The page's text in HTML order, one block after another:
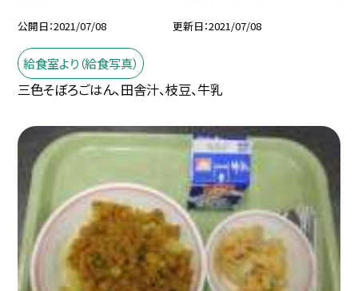
公開日 2021/07/08 更新日 2021/07/08
給食室より（給食写真）
三色そぼろごはん、田舎汁、枝豆、牛乳